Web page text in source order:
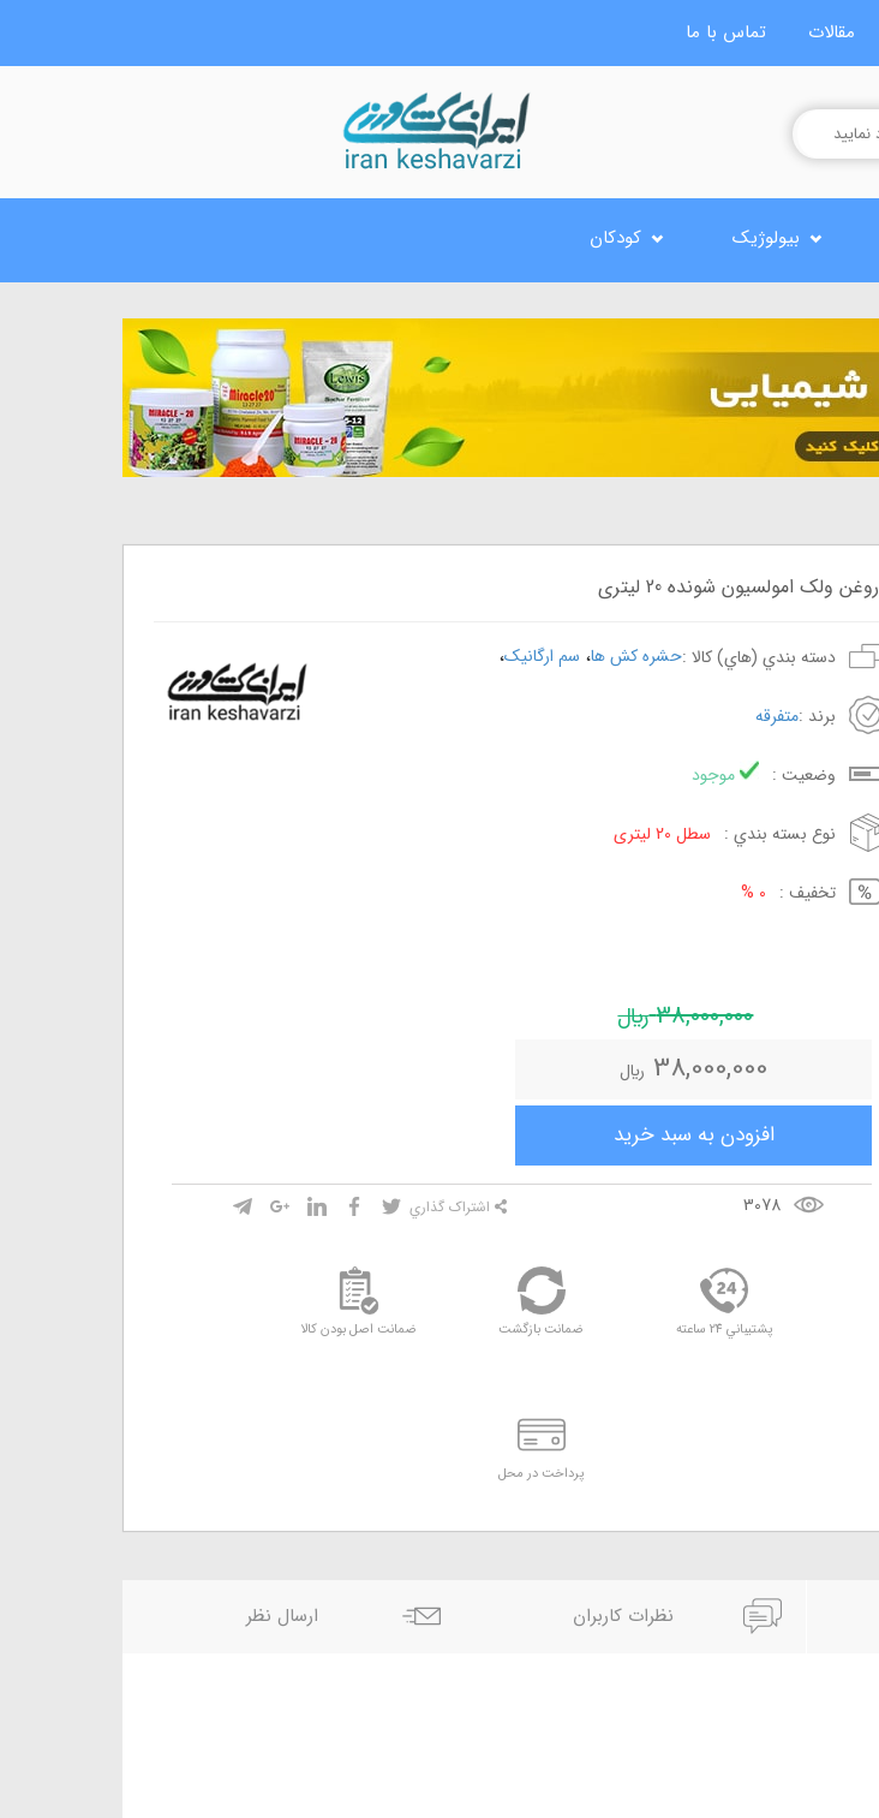
تماس با ما مقالات
بیولوژیک کودکان
روغن ولک امولسیون شونده 20 لیتری
دسته بندي (هاي) کالا :حشره کش ها، سم ارگانیک،
برند :متفرقه
وضعيت : موجود
نوع بسته بندي : سطل 20 لیتری
تخفيف : 0 %
38,000,000 ريال
38,000,000 ريال
افزودن به سبد خريد
3078 اشتراک گذاري
پشتيباني 24 ساعته ضمانت بازگشت ضمانت اصل بودن کالا
پرداخت در محل
نظرات کاربران ارسال نظر